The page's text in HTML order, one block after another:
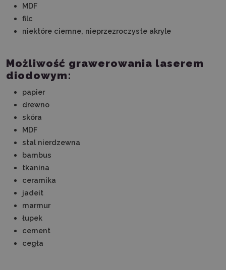
MDF
filc
niektóre ciemne, nieprzezroczyste akryle
Możliwość grawerowania laserem
diodowym:
papier
drewno
skóra
MDF
stal nierdzewna
bambus
tkanina
ceramika
jadeit
marmur
łupek
cement
cegła